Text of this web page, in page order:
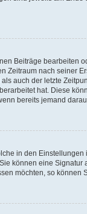
Beiträge bearbeiten
nach seiner
auch der letzte
hat. Diese
bereits jemand
in den
können eine
möchten, so können